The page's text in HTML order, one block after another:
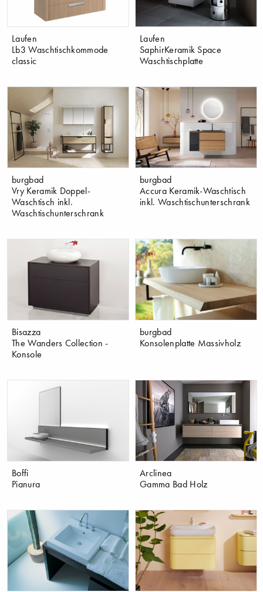
Laufen
Lb3 Waschtischkommode
classic
Laufen
SaphirKeramik Space
Waschtischplatte
burgbad
Vry Keramik Doppel-
Waschtisch inkl.
Waschtischunterschrank
burgbad
Accura Keramik-Waschtisch
inkl. Waschtischunterschrank
Bisazza
The Wanders Collection -
Konsole
burgbad
Konsolenplatte Massivholz
Boffi
Pianura
Arclinea
Gamma Bad Holz